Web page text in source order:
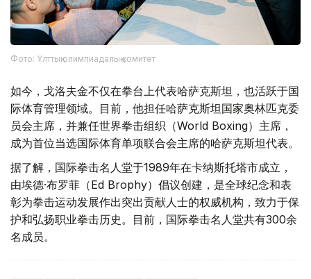
Фото: Ұлттық олимпиадалық комитет
如今，戈洛夫金不仅在拳台上代表哈萨克斯坦，也活跃于国
际体育管理领域。目前，他担任哈萨克斯坦国家奥林匹克委
员会主席，并兼任世界拳击组织（World Boxing）主席，
成为首位当选国际体育单项联合会主席的哈萨克斯坦代表。
据了解，国际拳击名人堂于1989年在卡纳斯托塔市成立，
由埃德·布罗菲（Ed Brophy）倡议创建，是全球纪念和表
彰为拳击运动发展作出突出贡献人士的权威机构，致力于保
护和弘扬职业拳击历史。目前，国际拳击名人堂共有300余
名成员。